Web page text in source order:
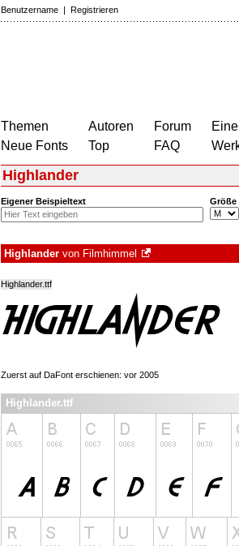
Benutzername | Registrieren
Themen
Neue Fonts
Autoren
Top
Forum
FAQ
Highlander
Eigener Beispieltext Größe
Highlander von Filmhimmel
Highlander.ttf
Zuerst auf DaFont erschienen: vor 2005
Highlander.ttf